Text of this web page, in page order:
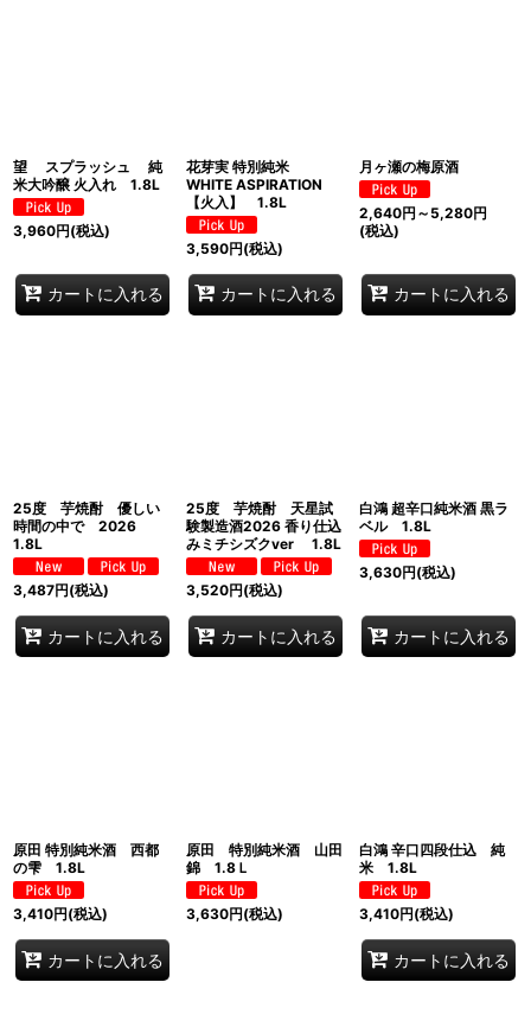
望 スプラッシュ 純
米大吟醸 火入れ 1.8L
3,960円(税込)
カートに入れる
花芽実 特別純米
WHITE ASPIRATION
【火入】 1.8L
3,590円(税込)
カートに入れる
月ヶ瀬の梅原酒
2,640円 ～5,280円
(税込)
カートに入れる
25度 芋焼酎 優しい
時間の中で 2026
1.8L
3,487円(税込)
カートに入れる
25度 芋焼酎 天星試
験製造酒2026 香り仕込
みミチシズクver 1.8L
3,520円(税込)
カートに入れる
白鴻 超辛口純米酒 黒ラ
ベル 1.8L
3,630円(税込)
カートに入れる
原田 特別純米酒 西都
の雫 1.8L
3,410円(税込)
カートに入れる
原田 特別純米酒 山田
錦 1.8Ｌ
3,630円(税込)
白鴻 辛口四段仕込 純
米 1.8L
3,410円(税込)
カートに入れる